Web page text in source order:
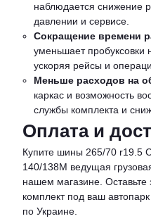
наблюдается снижение
давлении и сервисе.
Сокращение времени
уменьшает пробуксовки
ускоряя рейсы и
Меньше расходов на
каркас и возможность
службы комплекта и
Оплата и
Купите шины 265/70 r19.5
140/138M ведущая
нашем магазине.
комплект под ваш
по Украине.